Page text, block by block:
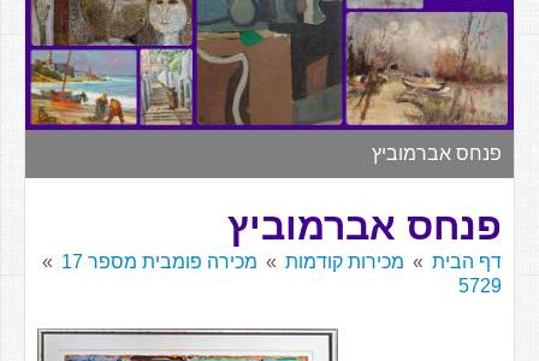
▼
▼
פנחס אברמוביץ
פנחס אברמוביץ
דף הבית מכירות קודמות
מכירה פומבית מספר 17
5729